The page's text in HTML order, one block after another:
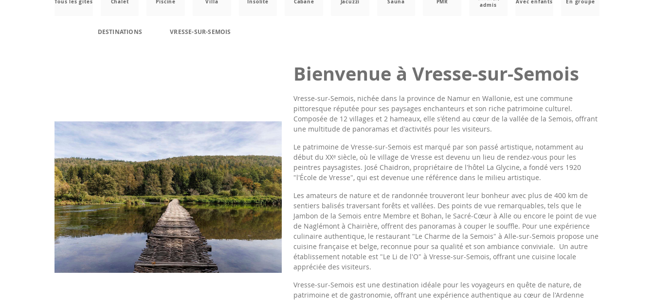
Tous les gîtes Chalet Piscine Villa Insolite Cabane Jacuzzi Sauna PMR
admis
Avec enfants En groupe
DESTINATIONS VRESSE-SUR-SEMOIS
Bienvenue à Vresse-sur-Semois
Vresse-sur-Semois, nichée dans la province de Namur en Wallonie, est une commune
pittoresque réputée pour ses paysages enchanteurs et son riche patrimoine culturel.
Composée de 12 villages et 2 hameaux, elle s'étend au cœur de la vallée de la Semois, offrant
une multitude de panoramas et d'activités pour les visiteurs.
Le patrimoine de Vresse-sur-Semois est marqué par son passé artistique, notamment au
début du XXᵉ siècle, où le village de Vresse est devenu un lieu de rendez-vous pour les
peintres paysagistes. José Chaidron, propriétaire de l'hôtel La Glycine, a fondé vers 1920
"l'École de Vresse", qui est devenue une référence dans le milieu artistique.
Les amateurs de nature et de randonnée trouveront leur bonheur avec plus de 400 km de
sentiers balisés traversant forêts et vallées. Des points de vue remarquables, tels que le
Jambon de la Semois entre Membre et Bohan, le Sacré-Cœur à Alle ou encore le point de vue
de Naglémont à Chairière, offrent des panoramas à couper le souffle. Pour une expérience
culinaire authentique, le restaurant "Le Charme de la Semois" à Alle-sur-Semois propose une
cuisine française et belge, reconnue pour sa qualité et son ambiance conviviale. Un autre
établissement notable est "Le Li de l'O" à Vresse-sur-Semois, offrant une cuisine locale
appréciée des visiteurs.
Vresse-sur-Semois est une destination idéale pour les voyageurs en quête de nature, de
patrimoine et de gastronomie, offrant une expérience authentique au cœur de l'Ardenne